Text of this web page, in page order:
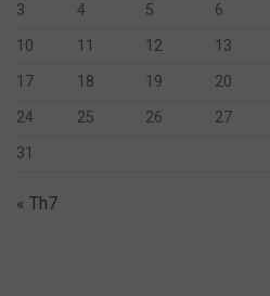
3
4 5 6
10
11 12 13
17
18 19 20
24
25 26 27
31
« Th7